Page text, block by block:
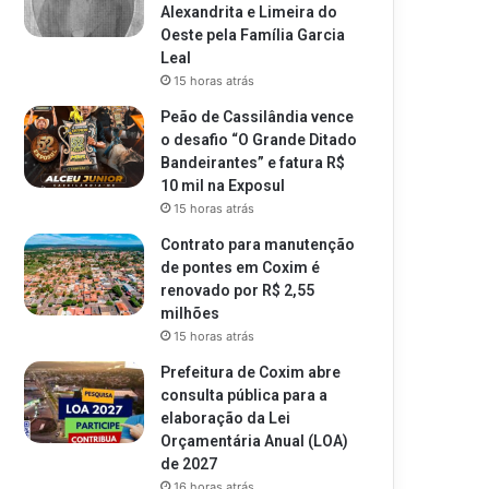
Alexandrita e Limeira do
Oeste pela Família Garcia
Leal
15 horas atrás
Peão de Cassilândia vence
o desafio “O Grande Ditado
Bandeirantes” e fatura R$
10 mil na Exposul
15 horas atrás
Contrato para manutenção
de pontes em Coxim é
renovado por R$ 2,55
milhões
15 horas atrás
Prefeitura de Coxim abre
consulta pública para a
elaboração da Lei
Orçamentária Anual (LOA)
de 2027